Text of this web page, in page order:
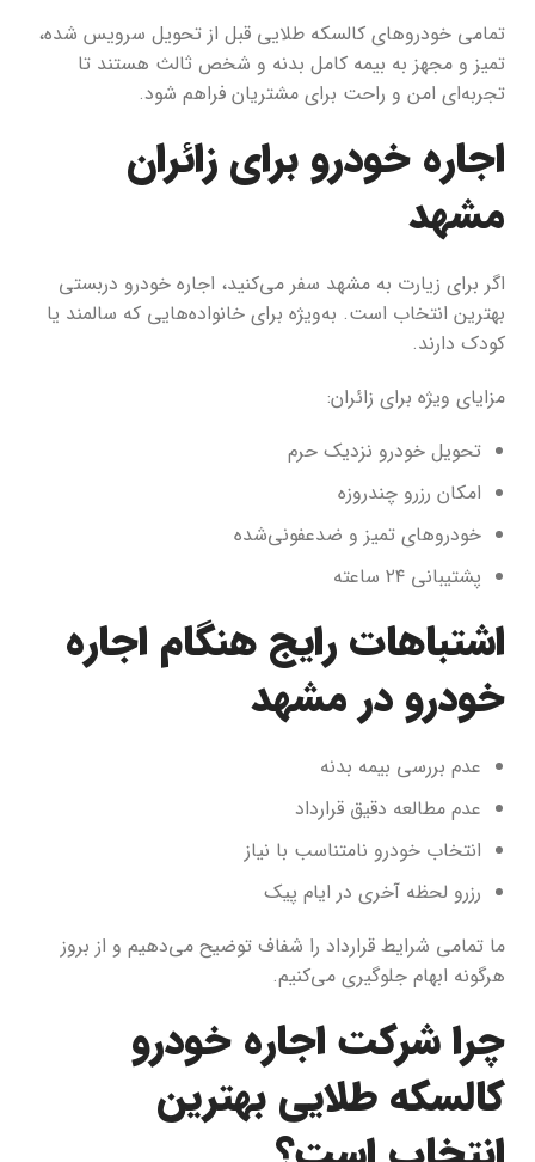
تمامی خودروهای کالسکه طلایی قبل از تحویل سرویس شده،
تمیز و مجهز به بیمه کامل بدنه و شخص ثالث هستند تا
تجربه‌ای امن و راحت برای مشتریان فراهم شود.
اجاره خودرو برای زائران
مشهد
اگر برای زیارت به مشهد سفر می‌کنید، اجاره خودرو دربستی
بهترین انتخاب است. به‌ویژه برای خانواده‌هایی که سالمند یا
کودک دارند.
مزایای ویژه برای زائران:
تحویل خودرو نزدیک حرم
امکان رزرو چندروزه
خودروهای تمیز و ضدعفونی‌شده
پشتیبانی ۲۴ ساعته
اشتباهات رایج هنگام اجاره
خودرو در مشهد
عدم بررسی بیمه بدنه
عدم مطالعه دقیق قرارداد
انتخاب خودرو نامتناسب با نیاز
رزرو لحظه آخری در ایام پیک
ما تمامی شرایط قرارداد را شفاف توضیح می‌دهیم و از بروز
هرگونه ابهام جلوگیری می‌کنیم.
چرا شرکت اجاره خودرو
کالسکه طلایی بهترین